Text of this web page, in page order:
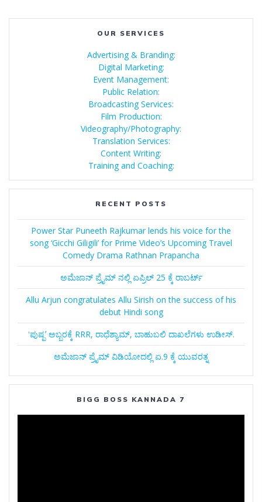
OUR SERVICES
Advertising & Branding:
Digital Marketing:
Event Management:
Public Relation:
Broadcasting Services:
Film Production:
Videography/Photography:
Translation Services:
Content Writing:
Training and Coaching:
RECENT POSTS
Power Star Puneeth Rajkumar lends his voice for the
song ‘Gicchi Giligili’ for Prime Video’s Upcoming Travel
Comedy Drama Rathnan Prapancha
ಅಮೆಜಾನ್‌ ಪ್ರೈಮ್‌ ನಲ್ಲಿ ಏಪ್ರಿಲ್‌ 25 ಕ್ಕೆ ರಾಬರ್ಟ್‌
Allu Arjun congratulates Allu Sirish on the success of his
debut Hindi song
ʻಪುಷ್ಪʼ ಅಬ್ಬರಕ್ಕೆ RRR, ರಾಧೆಶ್ಯಾಮ್, ಬಾಹುಬಲಿ ದಾಖಲೆಗಳು ಉಡೀಸ್.
ಅಮೆಜಾನ್‌ ಪ್ರೈಮ್‌ ವಿಡಿಯೋದಲ್ಲಿ ಏ.9 ಕ್ಕೆ ಯುವರತ್ನ
BIGG BOSS KANNADA 7